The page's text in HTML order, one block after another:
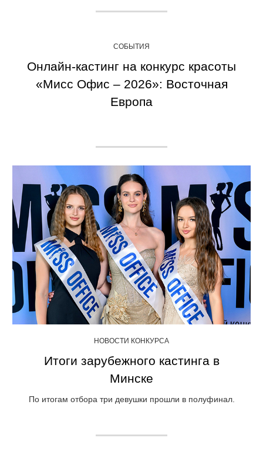
СОБЫТИЯ
Онлайн-кастинг на конкурс красоты
«Мисс Офис – 2026»: Восточная
Европа
НОВОСТИ КОНКУРСА
Итоги зарубежного кастинга в
Минске
По итогам отбора три девушки прошли в полуфинал.